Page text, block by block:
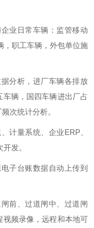
业日常车辆：监管移动
，职工车辆，外包单位施
分析，进厂车辆各排放
辆，国四车辆进出厂占
次统计分析。
计量系统、企业ERP、
发。
子台账数据自动上传到
前、过道闸中、过道闸
视频录像，远程和本地可